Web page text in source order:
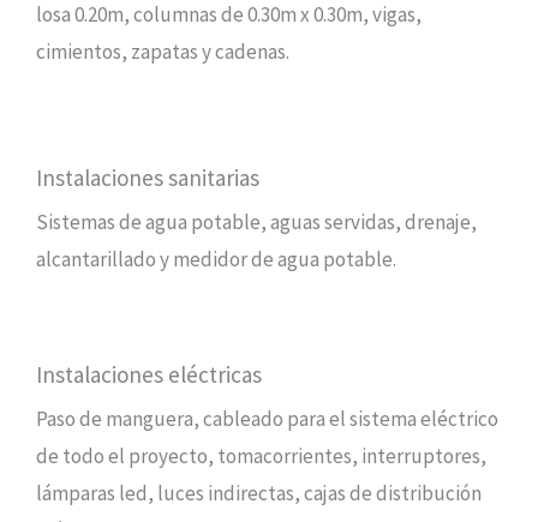
losa 0.20m, columnas de 0.30m x 0.30m, vigas,
cimientos, zapatas y cadenas.
Instalaciones sanitarias
Sistemas de agua potable, aguas servidas, drenaje,
alcantarillado y medidor de agua potable.
Instalaciones eléctricas
Paso de manguera, cableado para el sistema eléctrico
de todo el proyecto, tomacorrientes, interruptores,
lámparas led, luces indirectas, cajas de distribución